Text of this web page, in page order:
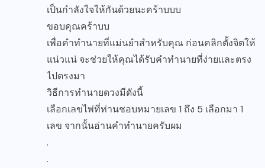
เป็นกำลังใจให้กันด้วยนะคร้าบบบ
ขอบคุณคร้าบบ
เพื่อคำทำนายที่แม่นยำสำหรับคุณ ก่อนคลิกตั้งจิตให้
แน่วแน่ จะช่วยให้คุณได้รับคำทำนายที่ง่ายและตรง
ไปตรงมา
วิธีการทำนายดวงมีดังนี้
เลือกเลขไพ่ที่ท่านชอบหมายเลข 1 ถึง 5 เลือกมา 1
เลข จากนั้นอ่านคำทำนายครับผม
.
.